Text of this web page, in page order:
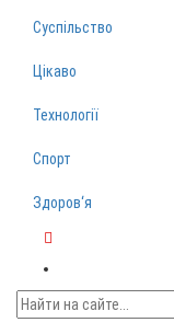
Суспільство
Цікаво
Технології
Спорт
Здоров‘я